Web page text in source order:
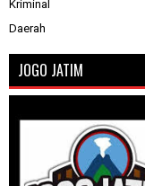
Kriminal
Daerah
JOGO JATIM